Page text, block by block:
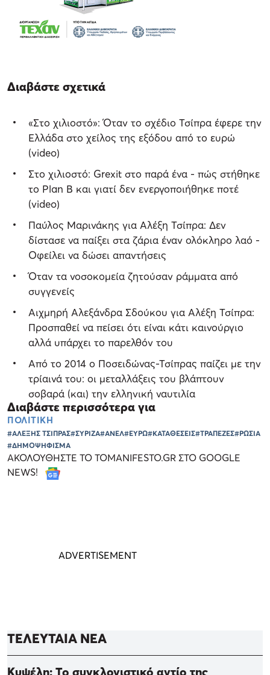
Διαβάστε σχετικά
«Στο χιλιοστό»: Όταν το σχέδιο Τσίπρα έφερε την
Ελλάδα στο χείλος της εξόδου από το ευρώ
(video)
Στο χιλιοστό: Grexit στο παρά ένα - πώς στήθηκε
το Plan B και γιατί δεν ενεργοποιήθηκε ποτέ
(video)
Παύλος Μαρινάκης για Αλέξη Τσίπρα: Δεν
δίστασε να παίξει στα ζάρια έναν ολόκληρο λαό -
Οφείλει να δώσει απαντήσεις
Όταν τα νοσοκομεία ζητούσαν ράμματα από
συγγενείς
Αιχμηρή Αλεξάνδρα Σδούκου για Αλέξη Τσίπρα:
Προσπαθεί να πείσει ότι είναι κάτι καινούργιο
αλλά υπάρχει το παρελθόν του
Από το 2014 ο Ποσειδώνας-Τσίπρας παίζει με την
τρίαινά του: οι μεταλλάξεις του βλάπτουν
σοβαρά (και) την ελληνική ναυτιλία
Διαβάστε περισσότερα για
ΠΟΛΙΤΙΚΗ
#ΑΛΕΞΗΣ ΤΣΙΠΡΑΣ#ΣΥΡΙΖΑ#ΑΝΕΛ#ΕΥΡΩ#ΚΑΤΑΘΕΣΕΙΣ#ΤΡΑΠΕΖΕΣ#ΡΩΣΙΑ
#ΔΗΜΟΨΗΦΙΣΜΑ
ΑΚΟΛΟΥΘΗΣΤΕ ΤΟ TOMANIFESTO.GR ΣΤΟ GOOGLE
NEWS!
ΤΕΛΕΥΤΑΙΑ ΝΕΑ
Κυψέλη: Το συγκλονιστικό αντίο της